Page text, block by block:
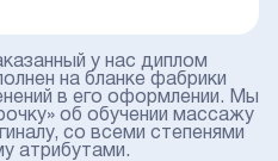
у нас диплом
на бланке фабрики
в его оформлении. Мы
об обучении массажу
со всеми степенями
атрибутами.